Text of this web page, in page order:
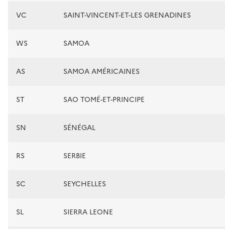
VC SAINT-VINCENT-ET-LES GRENADINES
WS SAMOA
AS SAMOA AMÉRICAINES
ST SAO TOMÉ-ET-PRINCIPE
SN SÉNÉGAL
RS SERBIE
SC SEYCHELLES
SL SIERRA LEONE